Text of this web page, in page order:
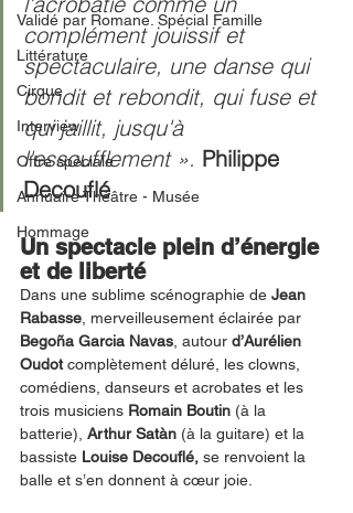
Validé par Romane. Spécial Famille
Littérature
Cirque
Interview
Offre spéciale
Annuaire Théâtre - Musée
Hommage
complément jouissif et
spectaculaire, une danse qui
bondit et rebondit, qui fuse et
qui jaillit, jusqu'à
l'essoufflement ». Philippe
Decouflé
Un spectacle plein d’énergie
et de liberté
Dans une sublime scénographie de Jean
Rabasse , merveilleusement éclairée par
Begoña Garcia Navas , autour d’Aurélien
Oudot complètement déluré, les clowns,
comédiens, danseurs et acrobates et les
trois musiciens Romain Boutin (à la
batterie), Arthur Satàn (à la guitare) et la
bassiste Louise Decouflé, se renvoient la
balle et s’en donnent à cœur joie.